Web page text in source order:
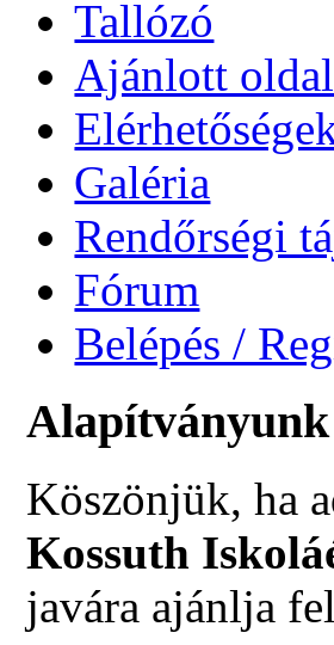
Tallózó
Ajánlott
Galéria
Rendőrségi
Fórum
Belépés /
Alapítványunk
Köszönjük, ha
Kossuth
javára ajánlja